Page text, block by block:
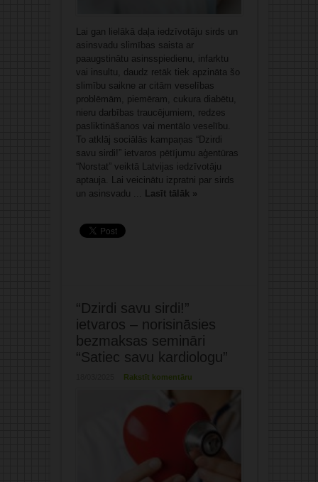
Lai gan lielākā daļa iedzīvotāju sirds un
asinsvadu slimības saista ar
paaugstinātu asinsspiedienu, infarktu
vai insultu, daudz retāk tiek apzināta šo
slimību saikne ar citām veselības
problēmām, piemēram, cukura diabētu,
nieru darbības traucējumiem, redzes
pasliktināšanos vai mentālo veselību.
To atklāj sociālās kampaņas “Dzirdi
savu sirdi!” ietvaros pētījumu aģentūras
“Norstat” veiktā Latvijas iedzīvotāju
aptauja. Lai veicinātu izpratni par sirds
un asinsvadu ... Lasīt tālāk »
“Dzirdi savu sirdi!”
ietvaros – norisināsies
bezmaksas semināri
“Satiec savu kardiologu”
Rakstīt komentāru